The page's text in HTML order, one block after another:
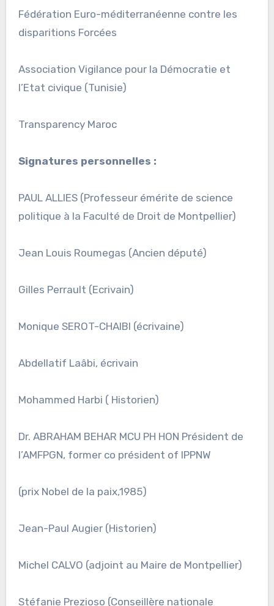
Fédération Euro-méditerranéenne contre les
disparitions Forcées
Association Vigilance pour la Démocratie et
l’Etat civique (Tunisie)
Transparency Maroc
Signatures personnelles :
PAUL ALLIES (Professeur émérite de science
politique à la Faculté de Droit de Montpellier)
Jean Louis Roumegas (Ancien député)
Gilles Perrault (Ecrivain)
Monique SEROT-CHAIBI (écrivaine)
Abdellatif Laâbi, écrivain
Mohammed Harbi ( Historien)
Dr. ABRAHAM BEHAR MCU PH HON Président de
l’AMFPGN, former co président of IPPNW
(prix Nobel de la paix,1985)
Jean-Paul Augier (Historien)
Michel CALVO (adjoint au Maire de Montpellier)
Stéfanie Prezioso (Conseillère nationale